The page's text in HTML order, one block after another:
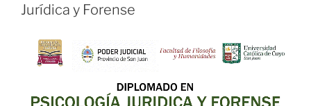
Jurídica y Forense